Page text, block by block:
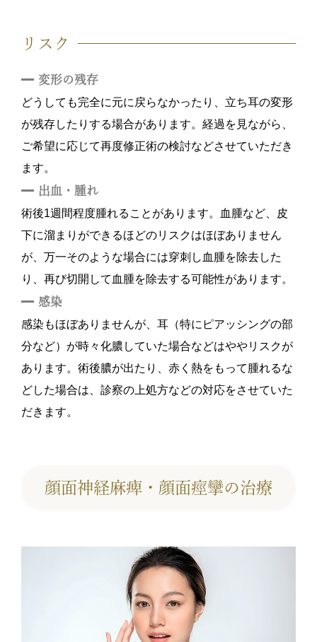
リスク
変形の残存
どうしても完全に元に戻らなかったり、立ち耳の変形
が残存したりする場合があります。経過を見ながら、
ご希望に応じて再度修正術の検討などさせていただき
ます。
出血・腫れ
術後1週間程度腫れることがあります。血腫など、皮
下に溜まりができるほどのリスクはほぼありません
が、万一そのような場合には穿刺し血腫を除去した
り、再び切開して血腫を除去する可能性があります。
感染
感染もほぼありませんが、耳（特にピアッシングの部
分など）が時々化膿していた場合などはややリスクが
あります。術後膿が出たり、赤く熱をもって腫れるな
どした場合は、診察の上処方などの対応をさせていた
だきます。
顔面神経麻痺・顔面痙攣の治療